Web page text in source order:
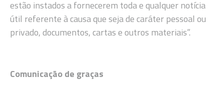
estão instados a fornecerem toda e qualquer notícia
útil referente à causa que seja de caráter pessoal ou
privado, documentos, cartas e outros materiais”.
Comunicação de graças